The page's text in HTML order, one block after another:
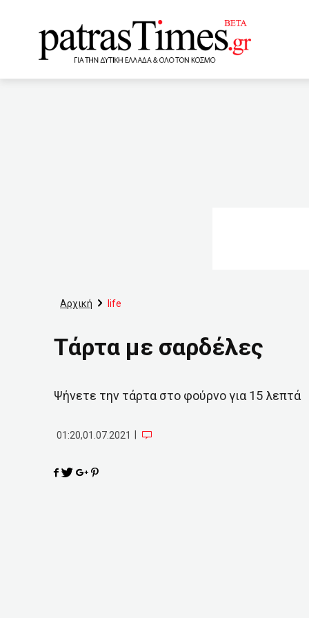
Αρχική life
Τάρτα με σαρδέλες
Ψήνετε την τάρτα στο φούρνο για 15 λεπτά
01:20,01.07.2021